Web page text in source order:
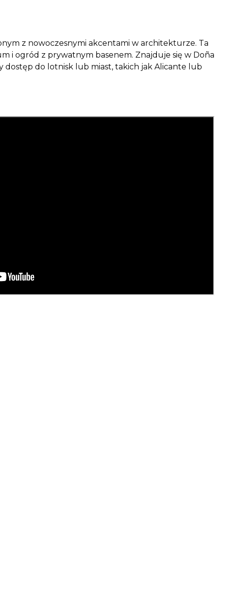
z nowoczesnymi akcentami w architekturze. Ta
i ogród z prywatnym basenem. Znajduje się w Doña
dostęp do lotnisk lub miast, takich jak Alicante lub